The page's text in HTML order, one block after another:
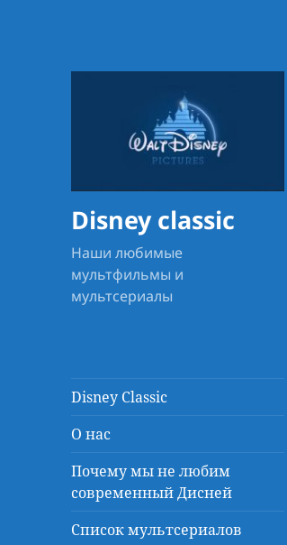
Disney classic
Наши любимые
мультфильмы и
мультсериалы
Disney Classic
О нас
Почему мы не любим
современный Дисней
Список мультсериалов